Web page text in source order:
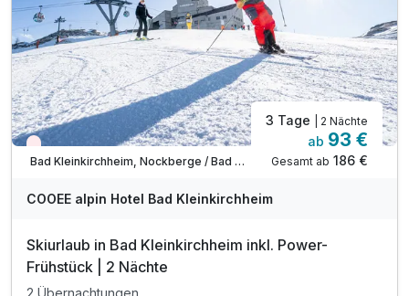
Tipp: Badespaß am Millstätter See
Wieder frei ab Dezember
Bad Kleinkirchheim, Nockberge / Bad Kleinkirchheim
3 Tage | 2 Nächte
ab 93 €
Gesamt ab 186 €
COOEE alpin Hotel Bad Kleinkirchheim
Skiurlaub in Bad Kleinkirchheim inkl. Power-
Frühstück | 2 Nächte